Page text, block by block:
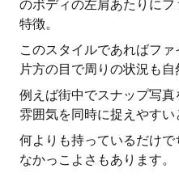
のボディの左肩あたりに
特徴。
このスタイルであればフ
片方の目で周りの状況も
例えば街中でスナップ写
雰囲気を同時に捉えやすい
何よりも持っているだけ
なかっこよさもあります。